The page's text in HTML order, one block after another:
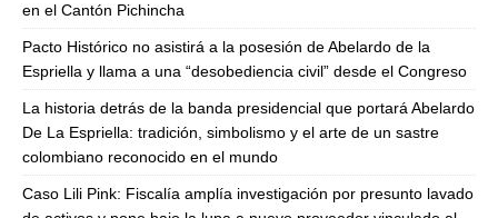
en el Cantón Pichincha
Pacto Histórico no asistirá a la posesión de Abelardo de la
Espriella y llama a una “desobediencia civil” desde el Congreso
La historia detrás de la banda presidencial que portará Abelardo
De La Espriella: tradición, simbolismo y el arte de un sastre
colombiano reconocido en el mundo
Caso Lili Pink: Fiscalía amplía investigación por presunto lavado